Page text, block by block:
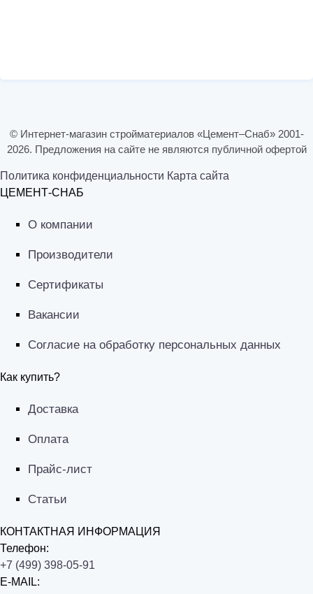
© Интернет-магазин стройматериалов «Цемент–Снаб» 2001-
2026. Предложения на сайте не являются публичной офертой
Политика конфиденциальности Карта сайта
ЦЕМЕНТ-СНАБ
О компании
Производители
Сертификаты
Вакансии
Согласие на обработку персональных данных
Как купить?
Доставка
Оплата
Прайс-лист
Статьи
КОНТАКТНАЯ ИНФОРМАЦИЯ
Телефон:
+7 (499) 398-05-91
E-MAIL: